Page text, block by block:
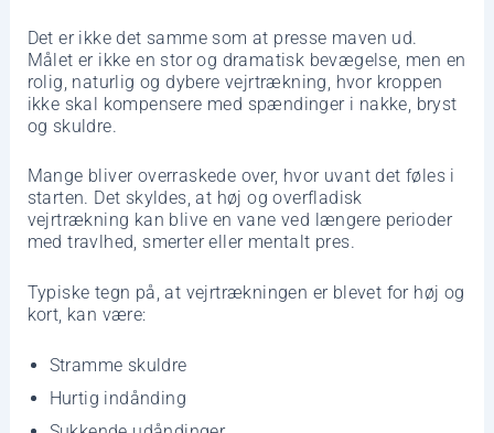
Det er ikke det samme som at presse maven ud.
Målet er ikke en stor og dramatisk bevægelse, men en
rolig, naturlig og dybere vejrtrækning, hvor kroppen
ikke skal kompensere med spændinger i nakke, bryst
og skuldre.
Mange bliver overraskede over, hvor uvant det føles i
starten. Det skyldes, at høj og overfladisk
vejrtrækning kan blive en vane ved længere perioder
med travlhed, smerter eller mentalt pres.
Typiske tegn på, at vejrtrækningen er blevet for høj og
kort, kan være:
Stramme skuldre
Hurtig indånding